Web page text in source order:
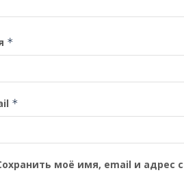
*
*
моё имя, email и адрес